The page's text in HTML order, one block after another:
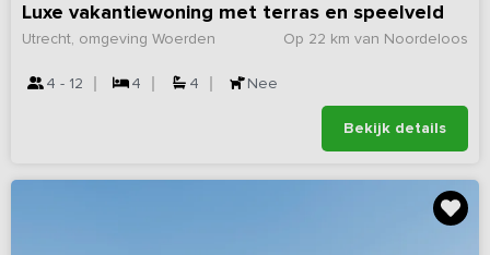
Luxe vakantiewoning met terras en speelveld
Op 22 km van Noordeloos
Utrecht, omgeving Woerden
4 - 12 4 4 Nee
Bekijk details